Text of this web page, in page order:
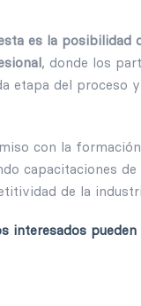
es la posibilidad
, donde los
etapa del proceso
con la
capacitaciones
de la
interesados